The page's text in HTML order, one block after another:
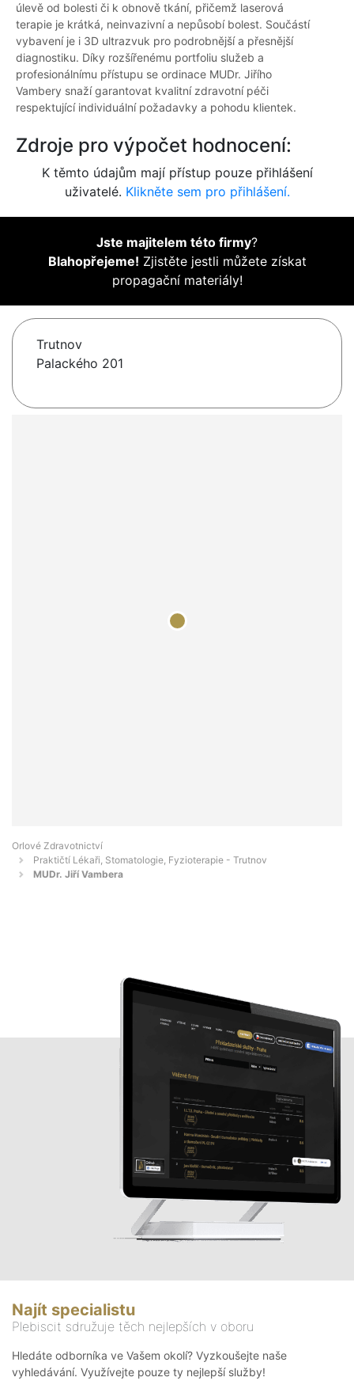
úlevě od bolesti či k obnově tkání, přičemž laserová
terapie je krátká, neinvazivní a nepůsobí bolest. Součástí
vybavení je i 3D ultrazvuk pro podrobnější a přesnější
diagnostiku. Díky rozšířenému portfoliu služeb a
profesionálnímu přístupu se ordinace MUDr. Jiřího
Vambery snaží garantovat kvalitní zdravotní péči
respektující individuální požadavky a pohodu klientek.
Zdroje pro výpočet hodnocení:
K těmto údajům mají přístup pouze přihlášení
uživatelé. Klikněte sem pro přihlášení.
Jste majitelem této firmy?
Blahopřejeme! Zjistěte jestli můžete získat
propagační materiály!
Trutnov
Palackého 201
Orlové Zdravotnictví
Praktičtí Lékaři, Stomatologie, Fyzioterapie - Trutnov
MUDr. Jiří Vambera
Najít specialistu
Plebiscit sdružuje těch nejlepších v oboru
Hledáte odborníka ve Vašem okolí? Vyzkoušejte naše
vyhledávání. Využívejte pouze ty nejlepší služby!